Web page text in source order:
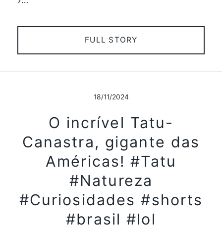
FULL STORY
18/11/2024
O incrível Tatu-
Canastra, gigante das
Américas! #Tatu
#Natureza
#Curiosidades #shorts
#brasil #lol